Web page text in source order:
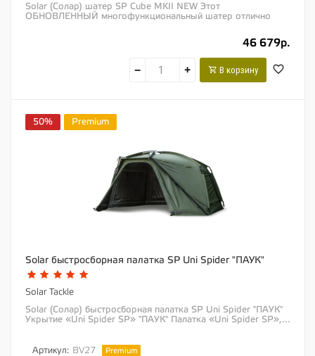
Solar (Солар) шатер SP Cube MKII NEW Этот
ОБНОВЛЕННЫЙ многофункциональный шатер отлично
46 679р.
− + В корзину
50% Premium
Solar быстросборная палатка SP Uni Spider "ПАУК"
Solar Tackle
Solar (Солар) быстросборная палатка SP Uni Spider "ПАУК"
Укрытие «Uni Spider SP» "ПАУК" Палатка «Uni Spider SP»,...
Артикул: BV27 Premium